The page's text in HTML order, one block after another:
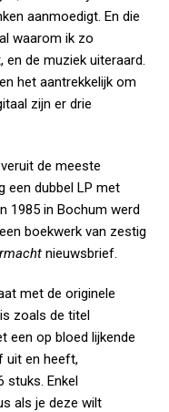
aanmoedigt. En die
waarom ik zo
de muziek uiteraard.
het aantrekkelijk om
zijn er drie
de meeste
een dubbel LP met
1985 in Bochum werd
boekwerk van zestig
nieuwsbrief.
met de originele
is zoals de titel
een op bloed lijkende
uit en heeft,
stuks. Enkel
als je deze wilt